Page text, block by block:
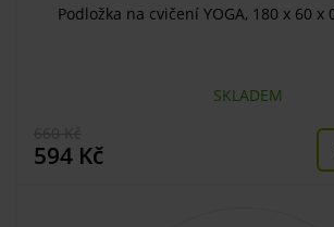
Podložka na cvičení YOGA, 180 x 60 x
SKLADEM
594 Kč